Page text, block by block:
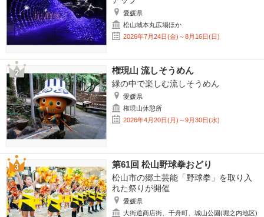
愛媛県
松山城本丸広場ほか
2026年7月24日(金)～8月16日(日)
権現山 流しそうめん
緑の中で楽しむ流しそうめん
愛媛県
権現山休憩所
2026年4月20日(月)～9月30日(水)
第61回 松山野球拳おどり
松山市の郷土芸能「野球拳」を取り入
れた祭りが開催
愛媛県
大街道商店街、千舟町、城山公園(堀之内地区)